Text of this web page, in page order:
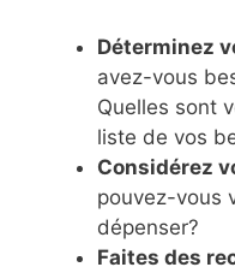
Déterminez
avez-vous
Quelles sont
liste de vos
Considérez
pouvez-vous
dépenser?
Faites des